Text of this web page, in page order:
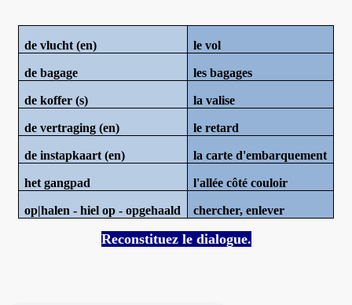
de vlucht (en) le vol
de bagage les bagages
de koffer (s) la valise
de vertraging (en) le retard
de instapkaart (en) la carte d'embarquement
het gangpad l'allée côté couloir
op|halen - hiel op - opgehaald chercher, enlever
Reconstituez le dialogue.